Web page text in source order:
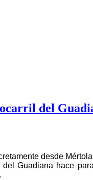
del
desde
Guadiana hace